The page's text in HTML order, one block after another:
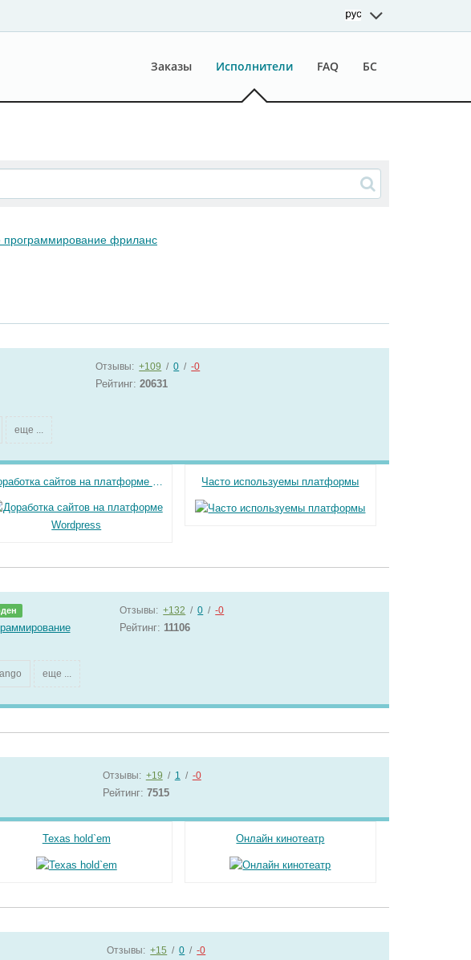
Заказы Исполнители FAQ БС
программирование фриланс
Отзывы: +109 / 0 / -0
Рейтинг:20631
еще ...
Доработка сайтов на платформе Wordpress Часто используемы платформы
Отзывы: +132 / 0 / -0
Рейтинг:11106
еще ...
Отзывы: +19 / 1 / -0
Рейтинг: 7515
Texas hold`em Онлайн кинотеатр
Отзывы: +15 / 0 / -0